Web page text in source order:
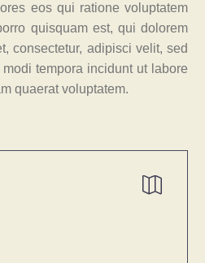
eos qui ratione voluptatem
quisquam est, qui dolorem
consectetur, adipisci velit, sed
tempora incidunt ut labore
quaerat voluptatem.

